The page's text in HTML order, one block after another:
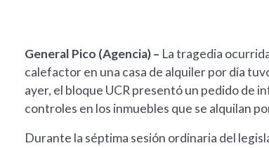
General Pico (Agencia) – La tragedia
calefactor en una casa de alquiler por día
ayer, el bloque UCR presentó un pedido de
controles en los inmuebles que se alquilan
Durante la séptima sesión ordinaria del